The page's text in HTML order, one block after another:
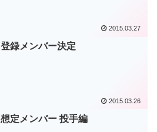
2015.03.27
登録メンバー決定
2015.03.26
想定メンバー 投手編